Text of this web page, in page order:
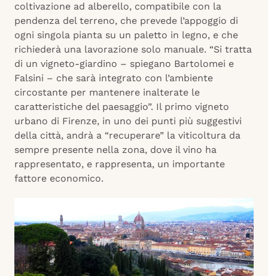
coltivazione ad alberello, compatibile con la
pendenza del terreno, che prevede l’appoggio di
ogni singola pianta su un paletto in legno, e che
richiederà una lavorazione solo manuale. “Si tratta
di un vigneto-giardino – spiegano Bartolomei e
Falsini – che sarà integrato con l’ambiente
circostante per mantenere inalterate le
caratteristiche del paesaggio”. Il primo vigneto
urbano di Firenze, in uno dei punti più suggestivi
della città, andrà a “recuperare” la viticoltura da
sempre presente nella zona, dove il vino ha
rappresentato, e rappresenta, un importante
fattore economico.